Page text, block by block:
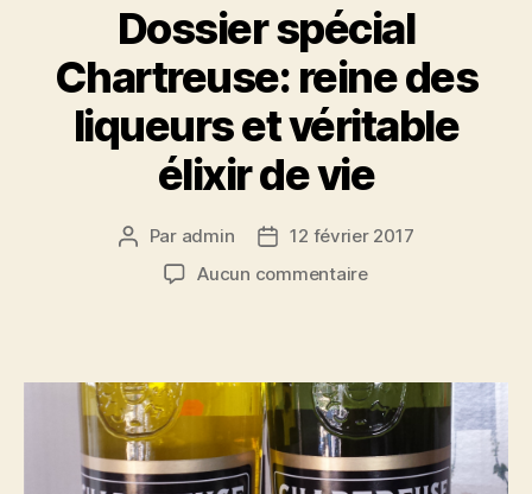
Dossier spécial
Chartreuse: reine des
liqueurs et véritable
élixir de vie
Auteur
l’article
Par admin
Date12 février 2017
Aucun commentairesur
des
liqueurs
et
véritable